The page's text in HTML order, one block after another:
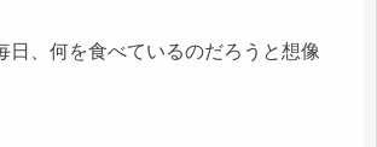
日、何を食べているのだろうと想像